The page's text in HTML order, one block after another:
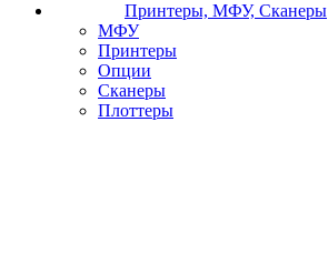
Принтеры, МФУ, Сканеры
МФУ
Принтеры
Опции
Сканеры
Плоттеры